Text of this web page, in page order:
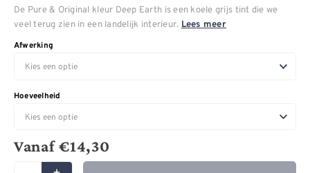
De Pure & Original kleur Deep Earth is een koele grijs tint die we
veel terug zien in een landelijk interieur. Lees meer
Afwerking
Hoeveelheid
Vanaf€14,30